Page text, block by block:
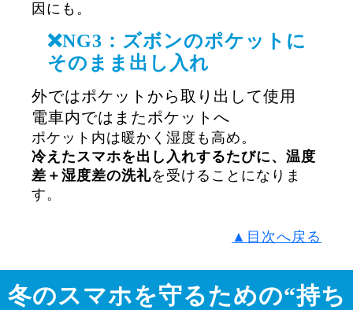
因にも。
❌NG3：ズボンのポケットに
そのまま出し入れ
外ではポケットから取り出して使用
電車内ではまたポケットへ
ポケット内は暖かく湿度も高め。
冷えたスマホを出し入れするたびに、温度
差＋湿度差の洗礼を受けることになりま
す。
▲目次へ戻る
冬のスマホを守るための“持ち